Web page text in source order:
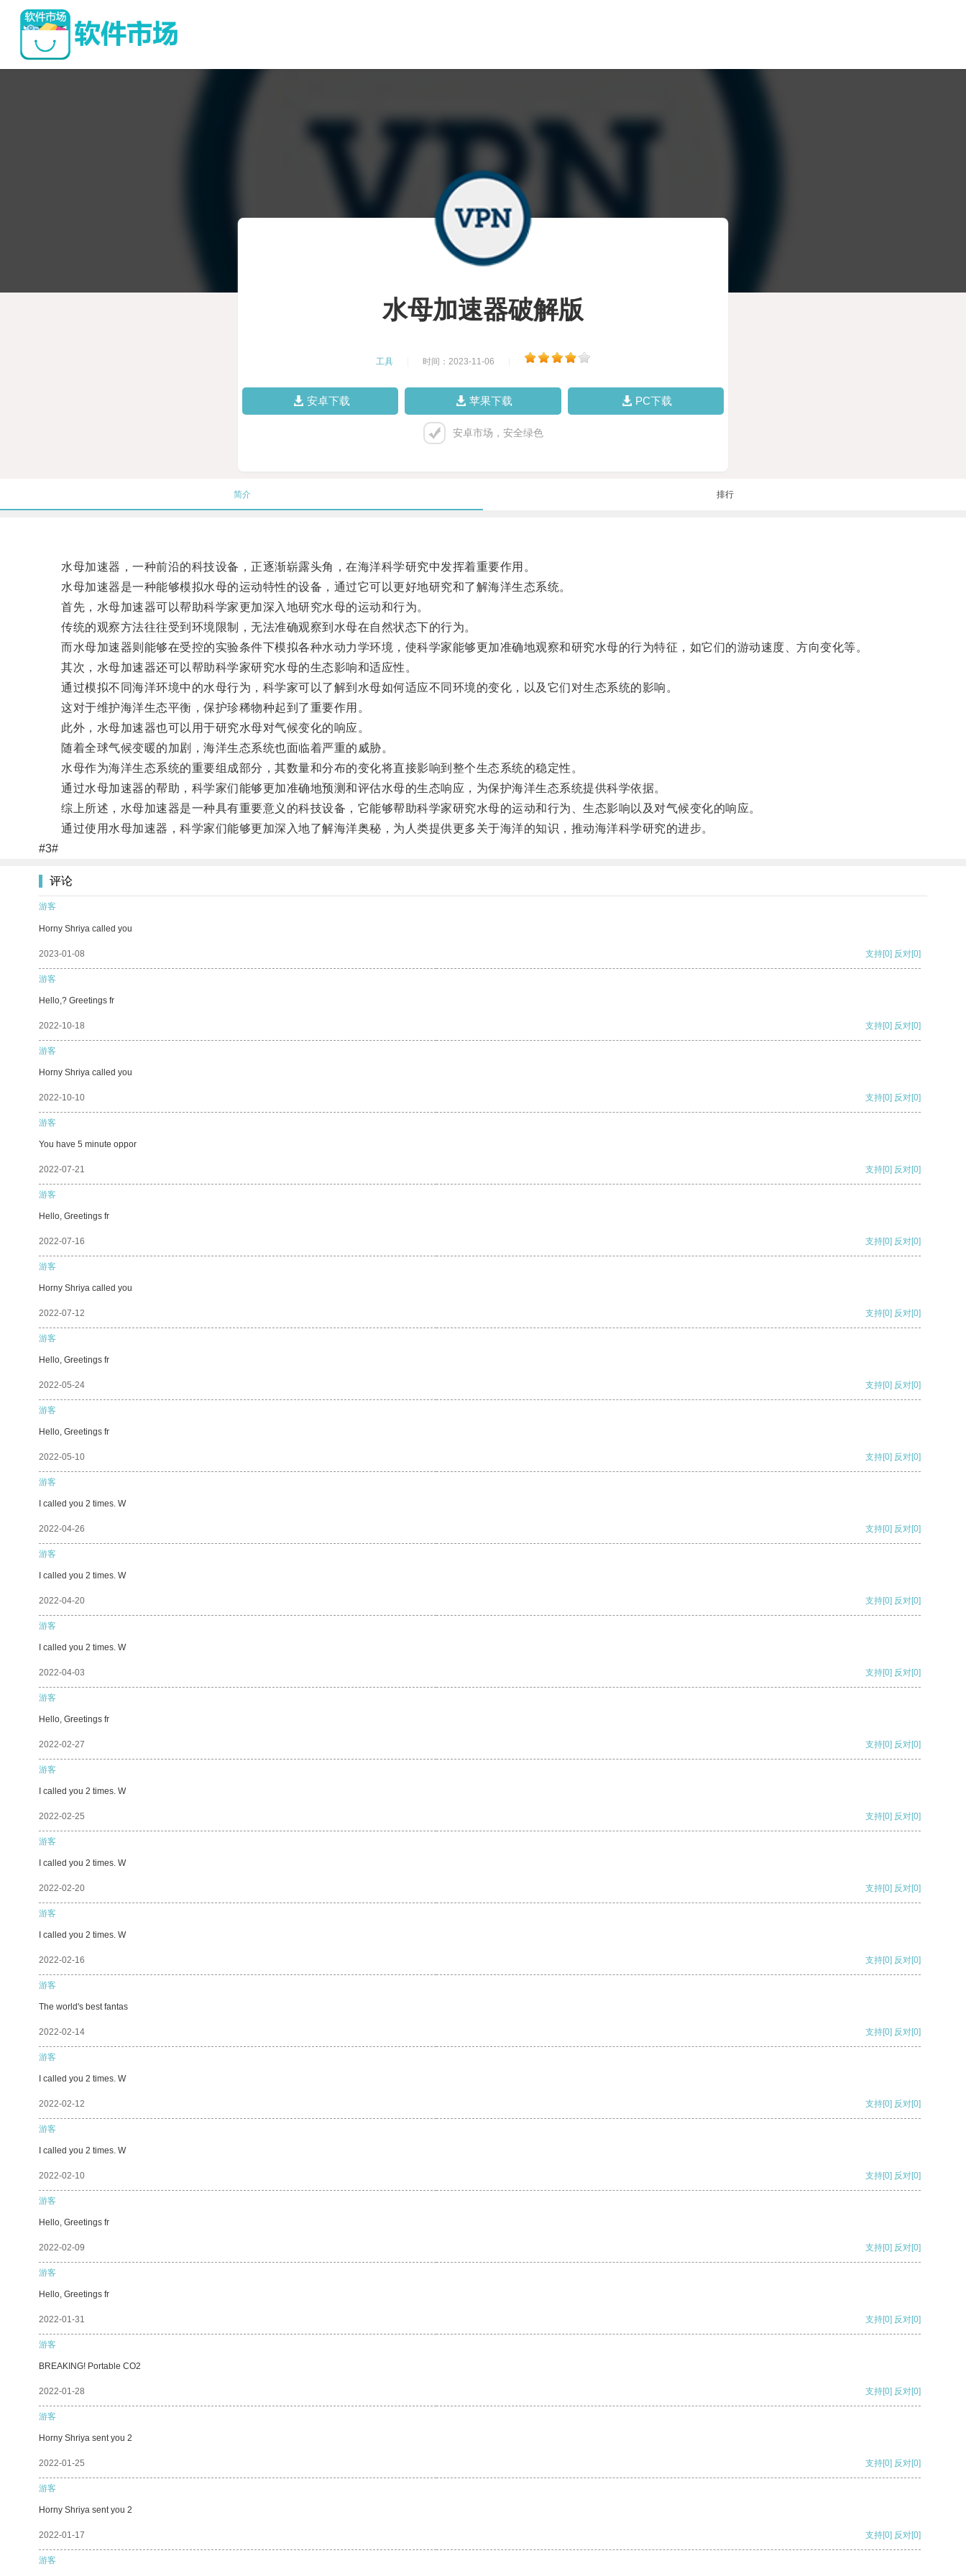
水母加速器破解版
工具 时间：2023-11-06
安卓下载 苹果下载 PC下载
安卓市场，安全绿色
简介 排行
水母加速器，一种前沿的科技设备，正逐渐崭露头角，在海洋科学研究中发挥着重要作用。
水母加速器是一种能够模拟水母的运动特性的设备，通过它可以更好地研究和了解海洋生态系统。
首先，水母加速器可以帮助科学家更加深入地研究水母的运动和行为。
传统的观察方法往往受到环境限制，无法准确观察到水母在自然状态下的行为。
而水母加速器则能够在受控的实验条件下模拟各种水动力学环境，使科学家能够更加准确地观察和研究水母的行为特征，如它们的游动速度、方向变化等。
其次，水母加速器还可以帮助科学家研究水母的生态影响和适应性。
通过模拟不同海洋环境中的水母行为，科学家可以了解到水母如何适应不同环境的变化，以及它们对生态系统的影响。
这对于维护海洋生态平衡，保护珍稀物种起到了重要作用。
此外，水母加速器也可以用于研究水母对气候变化的响应。
随着全球气候变暖的加剧，海洋生态系统也面临着严重的威胁。
水母作为海洋生态系统的重要组成部分，其数量和分布的变化将直接影响到整个生态系统的稳定性。
通过水母加速器的帮助，科学家们能够更加准确地预测和评估水母的生态响应，为保护海洋生态系统提供科学依据。
综上所述，水母加速器是一种具有重要意义的科技设备，它能够帮助科学家研究水母的运动和行为、生态影响以及对气候变化的响应。
通过使用水母加速器，科学家们能够更加深入地了解海洋奥秘，为人类提供更多关于海洋的知识，推动海洋科学研究的进步。
#3#
评论
游客
Horny Shriya called you
2023-01-08 支持[0] 反对[0]
游客
Hello,? Greetings fr
2022-10-18 支持[0] 反对[0]
游客
Horny Shriya called you
2022-10-10 支持[0] 反对[0]
游客
You have 5 minute oppor
2022-07-21 支持[0] 反对[0]
游客
Hello, Greetings fr
2022-07-16 支持[0] 反对[0]
游客
Horny Shriya called you
2022-07-12 支持[0] 反对[0]
游客
Hello, Greetings fr
2022-05-24 支持[0] 反对[0]
游客
Hello, Greetings fr
2022-05-10 支持[0] 反对[0]
游客
I called you 2 times. W
2022-04-26 支持[0] 反对[0]
游客
I called you 2 times. W
2022-04-20 支持[0] 反对[0]
游客
I called you 2 times. W
2022-04-03 支持[0] 反对[0]
游客
Hello, Greetings fr
2022-02-27 支持[0] 反对[0]
游客
I called you 2 times. W
2022-02-25 支持[0] 反对[0]
游客
I called you 2 times. W
2022-02-20 支持[0] 反对[0]
游客
I called you 2 times. W
2022-02-16 支持[0] 反对[0]
游客
The world's best fantas
2022-02-14 支持[0] 反对[0]
游客
I called you 2 times. W
2022-02-12 支持[0] 反对[0]
游客
I called you 2 times. W
2022-02-10 支持[0] 反对[0]
游客
Hello, Greetings fr
2022-02-09 支持[0] 反对[0]
游客
Hello, Greetings fr
2022-01-31 支持[0] 反对[0]
游客
BREAKING! Portable CO2
2022-01-28 支持[0] 反对[0]
游客
Horny Shriya sent you 2
2022-01-25 支持[0] 反对[0]
游客
Horny Shriya sent you 2
2022-01-17 支持[0] 反对[0]
游客